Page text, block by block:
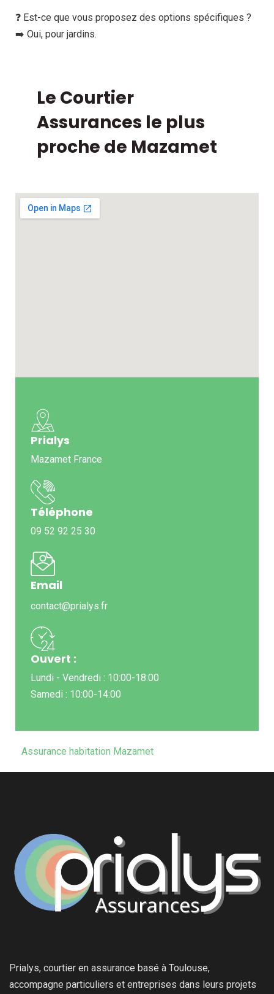
❓ Est-ce que vous proposez des options spécifiques ?
➡️ Oui, pour jardins.
Le Courtier
Assurances le plus
proche de Mazamet
Prialys
Mazamet France
Téléphone
09 52 92 25 30
Email
contact@prialys.fr
Ouvert :
Lundi - Vendredi : 10:00-18:00
Samedi : 10:00-14:00
Assurance habitation Mazamet
Prialys, courtier en assurance basé à Toulouse,
accompagne particuliers et entreprises dans leurs projets